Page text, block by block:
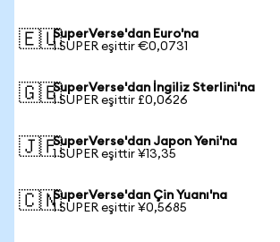
🇪🇺SuperVerse'dan Euro'na
1 SUPER eşittir €0,0731
🇬🇧SuperVerse'dan İngiliz Sterlini'na
1 SUPER eşittir £0,0626
🇯🇵SuperVerse'dan Japon Yeni'na
1 SUPER eşittir ¥13,35
🇨🇳SuperVerse'dan Çin Yuanı'na
1 SUPER eşittir ¥0,5685